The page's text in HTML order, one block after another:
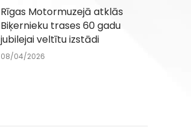
Rīgas Motormuzejā atklās
Biķernieku trases 60 gadu
jubilejai veltītu izstādi
08/04/2026